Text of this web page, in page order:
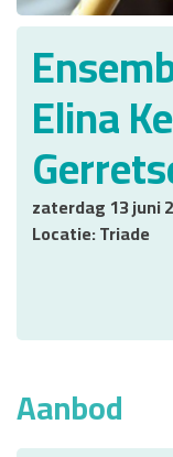
Elina
zaterdag 13 juni
Locatie: Triade
Aanbod